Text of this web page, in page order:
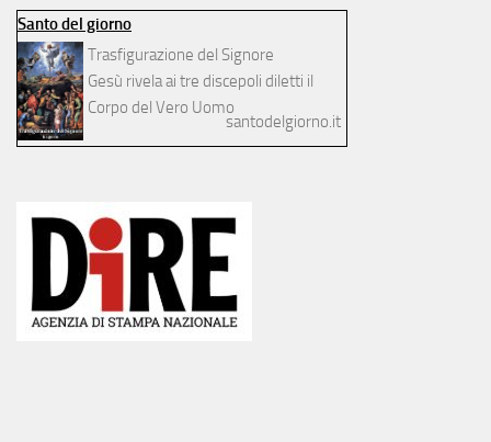
Santo del giorno
Trasfigurazione del Signore
Gesù rivela ai tre discepoli diletti il
Corpo del Vero Uomo
santodelgiorno.it